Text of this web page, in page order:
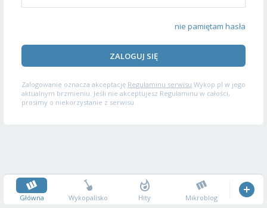
nie pamiętam hasła
ZALOGUJ SIĘ
Zalogowanie oznacza akceptację Regulaminu serwisu Wykop.pl w jego
aktualnym brzmieniu. Jeśli nie akceptujesz Regulaminu w całości,
prosimy o niekorzystanie z serwisu.
Główna Wykopalisko Hity Mikroblog